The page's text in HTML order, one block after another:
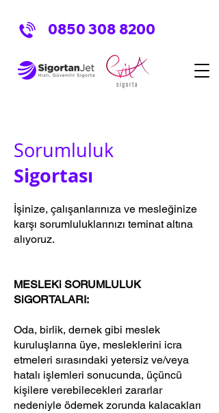
0850 308 8200
Sorumluluk
Sigortası
İşinize, çalışanlarınıza ve mesleğinize
karşı sorumluluklarınızı teminat altına
alıyoruz.
MESLEKi SORUMLULUK
SiGORTALARI:
Oda, birlik, dernek gibi meslek
kuruluşlarına üye, mesleklerini icra
etmeleri sırasındaki yetersiz ve/veya
hatalı işlemleri sonucunda, üçüncü
kişilere verebilecekleri zararlar
nedeniyle ödemek zorunda kalacakları